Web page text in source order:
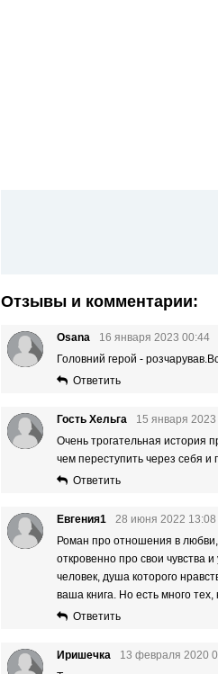
Отзывы и комментарии:
Osana
16 января 2023 00:44
Головний герой -
Ответить
Гость Хельга
15 января
Очень трогательная история
чем переступить через себя и
Ответить
Евгения1
28 июня 2022 13:08
Роман про отношения в
откровенно про свои чувства
человек, душа которого
ваша книга. Но есть много
Ответить
Иришечка
13 февраля 2020